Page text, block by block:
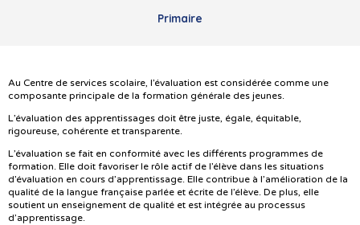
Primaire
Au Centre de services scolaire, l’évaluation est considérée comme une
composante principale de la formation générale des jeunes.
L’évaluation des apprentissages doit être juste, égale, équitable,
rigoureuse, cohérente et transparente.
L’évaluation se fait en conformité avec les différents programmes de
formation. Elle doit favoriser le rôle actif de l’élève dans les situations
d’évaluation en cours d’apprentissage. Elle contribue à l’amélioration de la
qualité de la langue française parlée et écrite de l’élève. De plus, elle
soutient un enseignement de qualité et est intégrée au processus
d’apprentissage.